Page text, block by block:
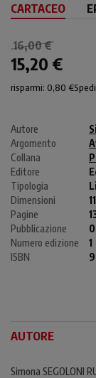
CARTACEO
16,00 €
15,20 €
risparmi: 0,80 €
Autore
Argomento
Collana
Editore
Tipologia
Dimensioni
Pagine
Pubblicazione
Numero edizione
1
ISBN
AUTORE
Simona SEGOLONI